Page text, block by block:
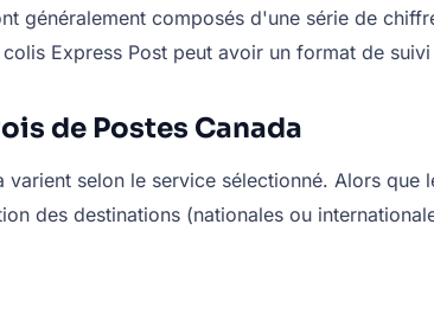
généralement composés d'une série de
Express Post peut avoir un format de
de Postes Canada
varient selon le service sélectionné. Alors
des destinations (nationales ou